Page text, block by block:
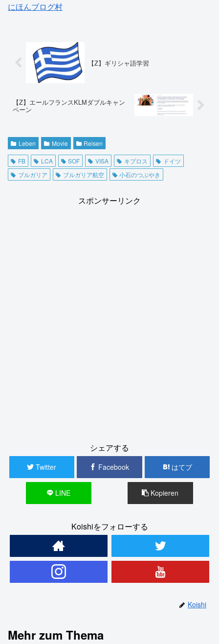
にほんブログ村
【Z】ギリシャ語学習
【Z】エールフランスKLMダブルキャン
ペーン
Leben Movie Reisen
FB LCA SOF VISA キプロス
ドイツ
ブルガリア
ブルガリア航空 小石のつぶやき
スポンサーリンク
シェアする
Twitter Facebook はてブ
LINE Kopieren
Koishiをフォローする
Koishi
Mehr zum Thema